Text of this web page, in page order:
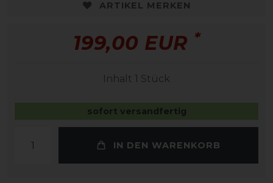
ARTIKEL MERKEN
199,00 EUR *
Inhalt 1 Stück
sofort versandfertig
IN DEN WARENKORB